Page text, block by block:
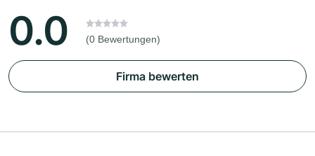
0.0 (0 Bewertungen)
Firma bewerten